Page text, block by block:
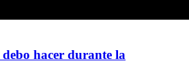
hacer durante la